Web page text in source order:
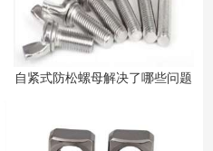
自紧式防松螺母解决了哪些问题